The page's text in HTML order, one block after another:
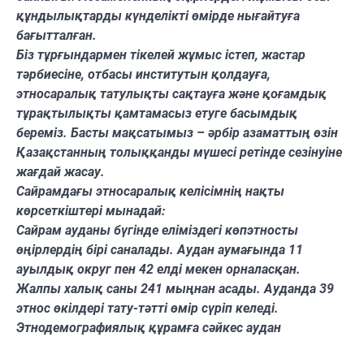
құндылықтарды күнделікті өмірде нығайтуға
бағытталған.
Біз тұрғындармен тікелей жұмыс істеп, жастар
тәрбиесіне, отбасы институтын қолдауға,
этносаралық татулықты сақтауға және қоғамдық
тұрақтылықты қамтамасыз етуге басымдық
береміз. Басты мақсатымыз – әрбір азаматтың өзін
Қазақстанның толыққанды мүшесі ретінде сезінуіне
жағдай жасау.
Сайрамдағы этносаралық келісімнің нақты
көрсеткіштері мынадай:
Сайрам ауданы бүгінде еліміздегі көпэтносты
өңірлердің бірі саналады. Аудан аумағында 11
ауылдық округ пен 42 елді мекен орналасқан.
Жалпы халық саны 241 мыңнан асады. Ауданда 39
этнос өкілдері тату-тәтті өмір сүріп келеді.
Этнодемографиялық құрамға сәйкес аудан